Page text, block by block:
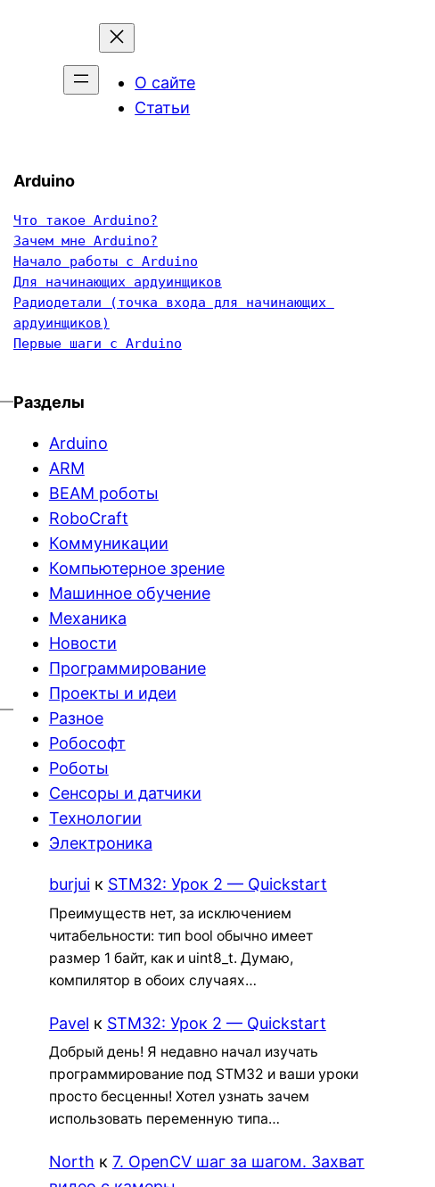
О сайте
Статьи
Arduino
Что такое Arduino?
Зачем мне Arduino?
Начало работы с Arduino
Для начинающих ардуинщиков
Радиодетали (точка входа для начинающих
ардуинщиков)
Первые шаги с Arduino
Разделы
Arduino
ARM
BEAM роботы
RoboCraft
Коммуникации
Компьютерное зрение
Машинное обучение
Механика
Новости
Программирование
Проекты и идеи
Разное
Робософт
Роботы
Сенсоры и датчики
Технологии
Электроника
burjuiк STM32: Урок 2 — Quickstart
Преимуществ нет, за исключением
читабельности: тип bool обычно имеет
размер 1 байт, как и uint8_t. Думаю,
компилятор в обоих случаях…
Pavel к STM32: Урок 2 — Quickstart
Добрый день! Я недавно начал изучать
программирование под STM32 и ваши уроки
просто бесценны! Хотел узнать зачем
использовать переменную типа…
North к 7. OpenCV шаг за шагом. Захват